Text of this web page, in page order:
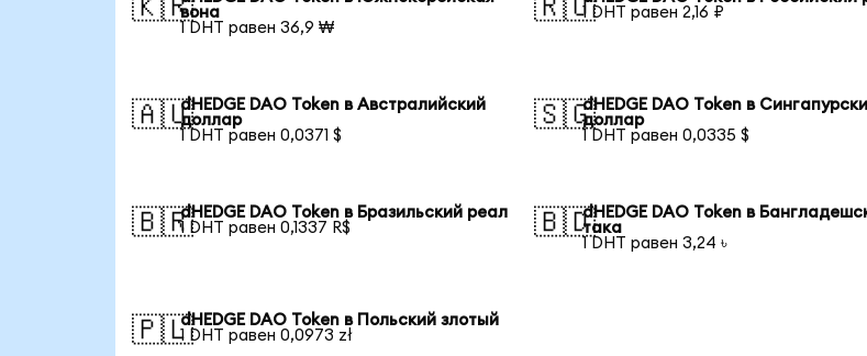
🇰🇷вона
1 DHT равен 36,9 ₩
🇷🇺1 DHT равен 2,16 ₽
🇦🇺dHEDGE DAO Token в Австралийский
доллар
1 DHT равен 0,0371 $
🇸🇬dHEDGE DAO Token в
доллар
1 DHT равен 0,0335 $
🇧🇷dHEDGE DAO Token в Бразильский реал
1 DHT равен 0,1337 R$
🇧🇩dHEDGE DAO Token в
така
1 DHT равен 3,24 ৳
🇵🇱dHEDGE DAO Token в Польский злотый
1 DHT равен 0,0973 zł